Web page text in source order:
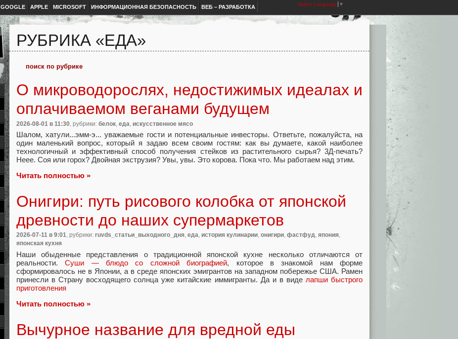
GOOGLE APPLE MICROSOFT ИНФОРМАЦИОННАЯ БЕЗОПАСНОСТЬ ВЕБ – РАЗРАБОТКА Select Language ▼
РУБРИКА «ЕДА»
О микроводорослях, недостижимых идеалах и
оплачиваемом веганами будущем
2026-08-01 в 11:30 , рубрики: белок еда искусственное мясо
Шалом, хатули...эмм-э... уважаемые гости и потенциальные инвесторы. Ответьте, пожалуйста, на
один маленький вопрос, который я задаю всем своим гостям: как вы думаете, какой наиболее
технологичный и эффективный способ получения стейков из растительного сырья? 3Д-печать?
Неее. Соя или горох? Двойная экструзия? Увы, увы. Это корова. Пока что. Мы работаем над этим.
Читать полностью »
Онигири: путь рисового колобка от японской
древности до наших супермаркетов
2026-07-11 в 9:01, рубрики: ruvds_статьи_выходного_дня, еда, история кулинарии, онигири, фастфуд, япония,
японская кухня
Наши обыденные представления о традиционной японской кухне несколько отличаются от
реальности.Суши — блюдо со сложной биографией, которое в знакомой нам форме
сформировалось не в Японии, а в среде японских эмигрантов на западном побережье США. Рамен
принесли в Страну восходящего солнца уже китайские иммигранты. Да и в виде лапши быстрого
приготовления
Читать полностью »
Вычурное название для вредной еды